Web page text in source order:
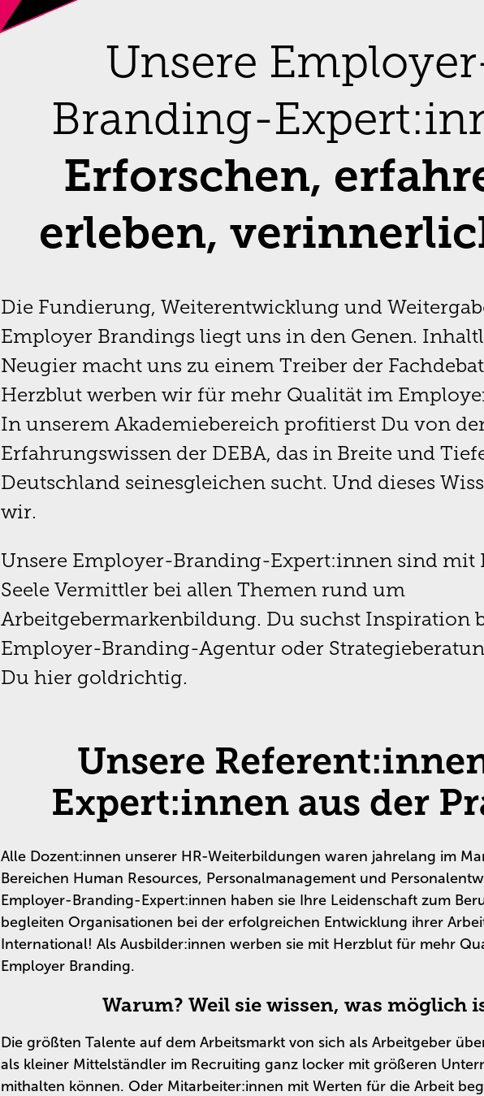
Unsere
Branding-
Erforschen,
erleben,
Die Fundierung, Weiterentwicklung und
Employer Brandings liegt uns in den Genen.
Neugier macht uns zu einem Treiber der
Herzblut werben wir für mehr Qualität im
In unserem Akademiebereich profitierst Du von
Erfahrungswissen der DEBA, das in Breite und
Deutschland seinesgleichen sucht. Und dieses
wir.
Unsere Employer-Branding-Expert:innen sind mit
Seele Vermittler bei allen Themen rund um
Arbeitgebermarkenbildung. Du suchst Inspiration
Employer-Branding-Agentur oder
Du hier goldrichtig.
Unsere
Expert:innen aus der
Alle Dozent:innen unserer HR-Weiterbildungen waren jahrelang im
Bereichen Human Resources, Personalmanagement und
Employer-Branding-Expert:innen haben sie Ihre Leidenschaft zum
begleiten Organisationen bei der erfolgreichen Entwicklung ihrer
International! Als Ausbilder:innen werben sie mit Herzblut für mehr
Employer Branding.
Warum? Weil sie wissen, was möglich
Die größten Talente auf dem Arbeitsmarkt von sich als Arbeitgeber
als kleiner Mittelständler im Recruiting ganz locker mit größeren
mithalten können. Oder Mitarbeiter:innen mit Werten für die Arbeit